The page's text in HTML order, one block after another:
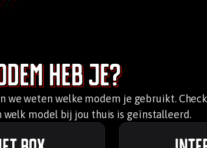
heb je?
we weten welke modem je gebruikt. Check
model bij jou thuis is geïnstalleerd.